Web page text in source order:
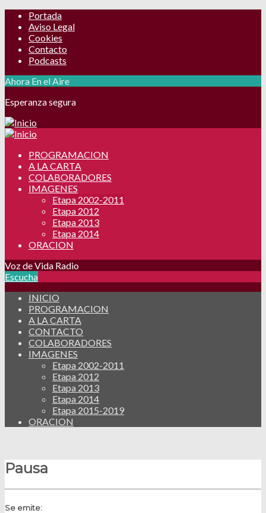
Portada
Aviso Legal
Cookies
Contacto
Podcasts
Ahora En el Aire
Esperanza segura
PROGRAMACION
A LA CARTA
COLABORADORES
IMAGENES
Etapa 2002-2011
Etapa 2012
Etapa 2013
Etapa 2014
ORACION
Voz de Vida Radio
Escucha
INICIO
PROGRAMACION
A LA CARTA
CONTACTO
COLABORADORES
IMAGENES
Etapa 2002-2011
Etapa 2012
Etapa 2013
Etapa 2014
Etapa 2015-2019
ORACION
Pausa
Se emite: